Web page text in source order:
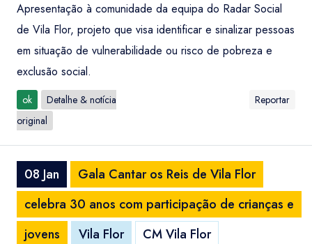
Apresentação à comunidade da equipa do Radar Social
de Vila Flor, projeto que visa identificar e sinalizar pessoas
em situação de vulnerabilidade ou risco de pobreza e
exclusão social.
ok
Detalhe & notícia
original
Reportar
08 Jan
Gala Cantar os Reis de Vila Flor
celebra 30 anos com participação de crianças e
jovens
Vila Flor CM Vila Flor